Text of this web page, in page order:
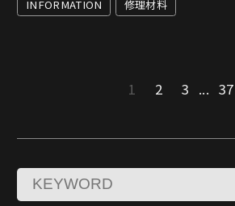
INFORMATION 修理材料
1 2 3 ... 37